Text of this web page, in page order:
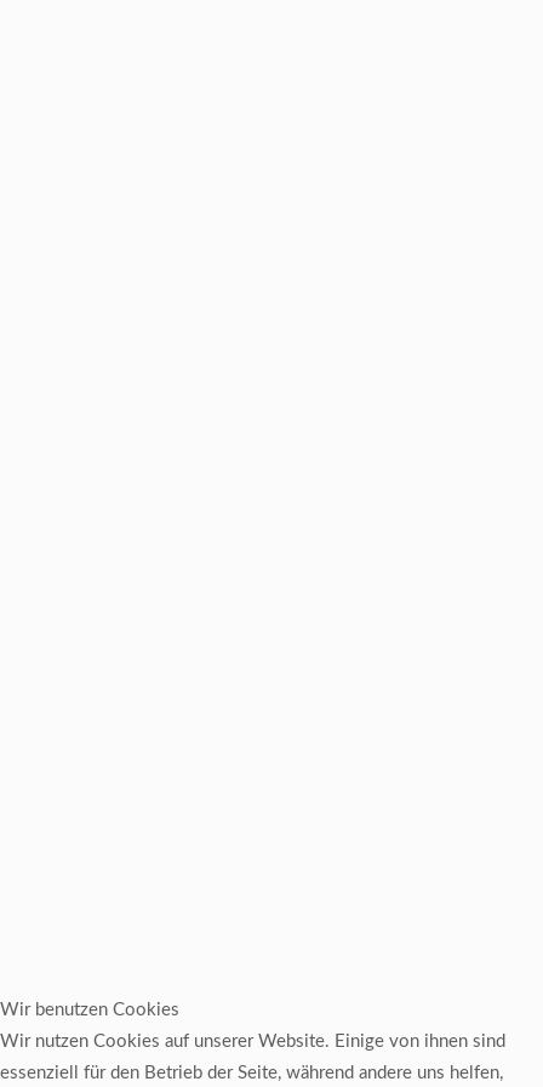
Wir benutzen Cookies
Wir nutzen Cookies auf unserer Website. Einige von ihnen sind
essenziell für den Betrieb der Seite, während andere uns helfen,